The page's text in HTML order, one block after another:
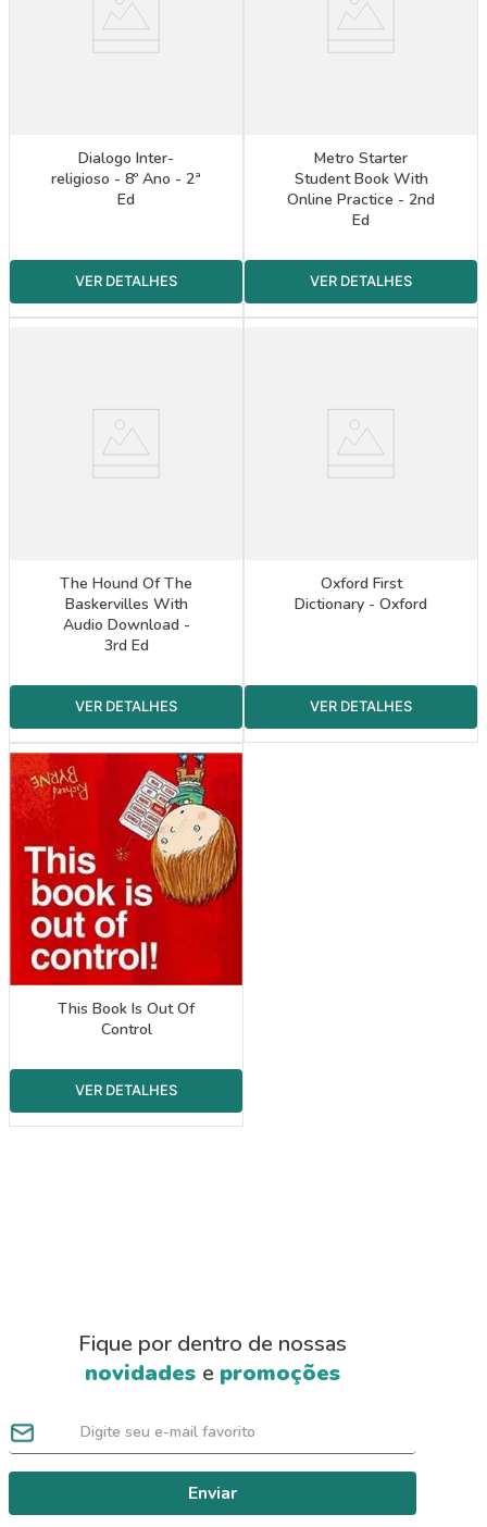
Dialogo Inter-
religioso - 8º Ano - 2ª
Ed
Metro Starter
Student Book With
Online Practice - 2nd
Ed
The Hound Of The
Baskervilles With
Audio Download -
3rd Ed
Oxford First
Dictionary - Oxford
This Book Is Out Of
Control
Fique por dentro de nossas
novidades e promoções
Enviar